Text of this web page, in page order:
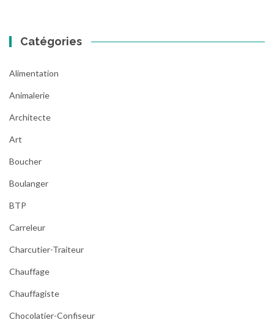
Catégories
Alimentation
Animalerie
Architecte
Art
Boucher
Boulanger
BTP
Carreleur
Charcutier-Traiteur
Chauffage
Chauffagiste
Chocolatier-Confiseur